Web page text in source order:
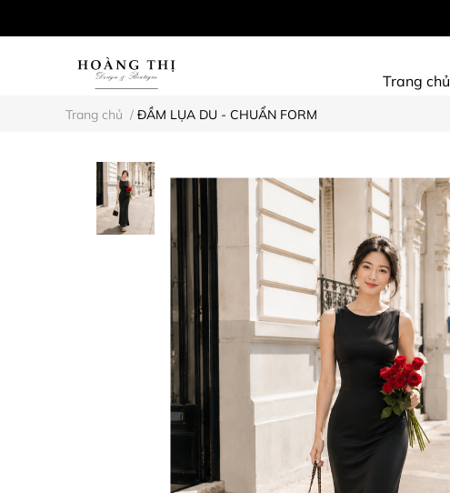
Trang chủ
Trang chủ / ĐẦM LỤA DU - CHUẨN FORM